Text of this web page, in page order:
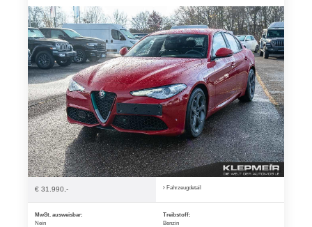
€ 31.990,- Fahrzeugdetail
MwSt. ausweisbar:
Nein
Treibstoff:
Benzin